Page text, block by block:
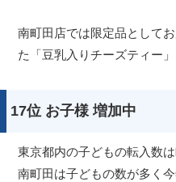
南町田店では限定品として
た「豆乳入りチーズティー」
17位 お子様 増加中
東京都内の子どもの転入数
南町田は子どもの数が多く